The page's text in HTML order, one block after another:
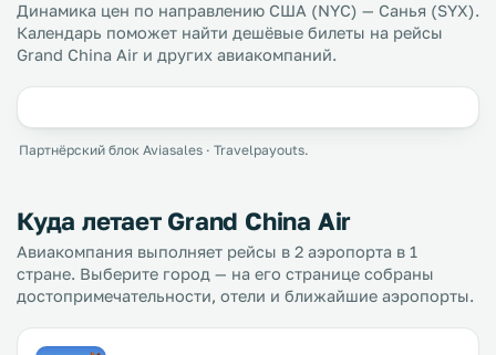
Динамика цен по направлению США (NYC) — Санья (SYX).
Календарь поможет найти дешёвые билеты на рейсы
Grand China Air и других авиакомпаний.
Партнёрский блок Aviasales · Travelpayouts.
Куда летает Grand China Air
Авиакомпания выполняет рейсы в 2 аэропорта в 1
стране. Выберите город — на его странице собраны
достопримечательности, отели и ближайшие аэропорты.